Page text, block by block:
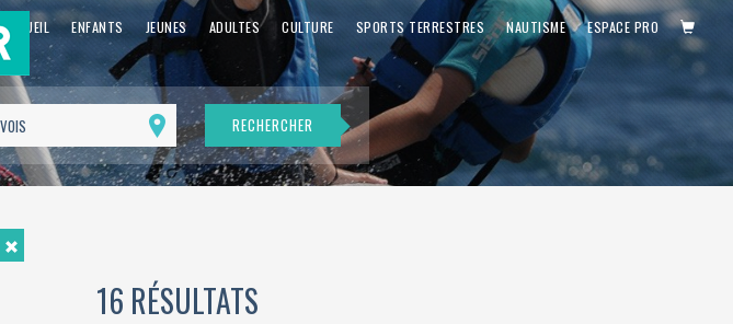
ACCUEIL ENFANTS JEUNES ADULTES CULTURE SPORTS TERRESTRES NAUTISME ESPACE PRO
Me
géolocaliser
RECHERCHER
16 RÉSULTATS